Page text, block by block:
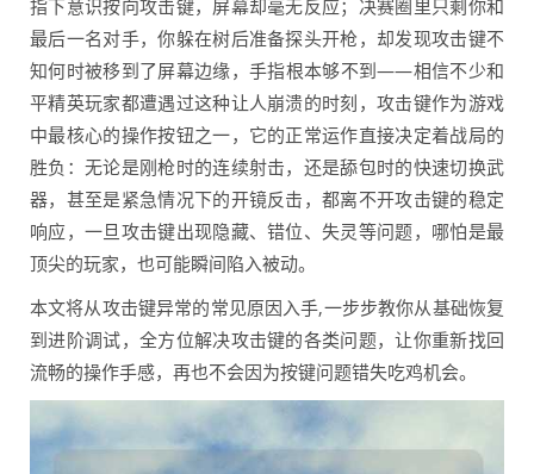
指下意识按向攻击键，屏幕却毫无反应；决赛圈里只剩你和
最后一名对手，你躲在树后准备探头开枪，却发现攻击键不
知何时被移到了屏幕边缘，手指根本够不到——相信不少和
平精英玩家都遭遇过这种让人崩溃的时刻，攻击键作为游戏
中最核心的操作按钮之一，它的正常运作直接决定着战局的
胜负：无论是刚枪时的连续射击，还是舔包时的快速切换武
器，甚至是紧急情况下的开镜反击，都离不开攻击键的稳定
响应，一旦攻击键出现隐藏、错位、失灵等问题，哪怕是最
顶尖的玩家，也可能瞬间陷入被动。
本文将从攻击键异常的常见原因入手,一步步教你从基础恢复
到进阶调试，全方位解决攻击键的各类问题，让你重新找回
流畅的操作手感，再也不会因为按键问题错失吃鸡机会。